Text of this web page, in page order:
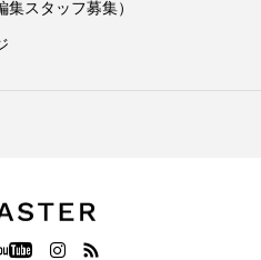
スタッフ募集）